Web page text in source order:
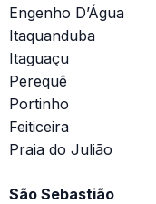
Engenho D’Água
Itaquanduba
Itaguaçu
Perequê
Portinho
Feiticeira
Praia do Julião
São Sebastião